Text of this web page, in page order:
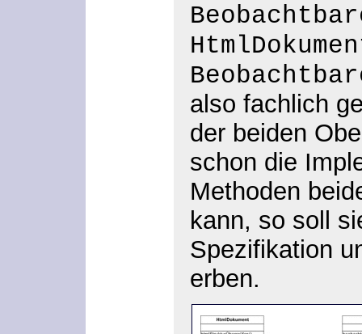
also fachlich
der beiden
schon die
Methoden
kann, so soll
Spezifikation
erben.